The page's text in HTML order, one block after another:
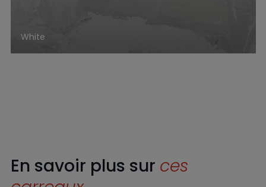
White
En savoir plus sur ces